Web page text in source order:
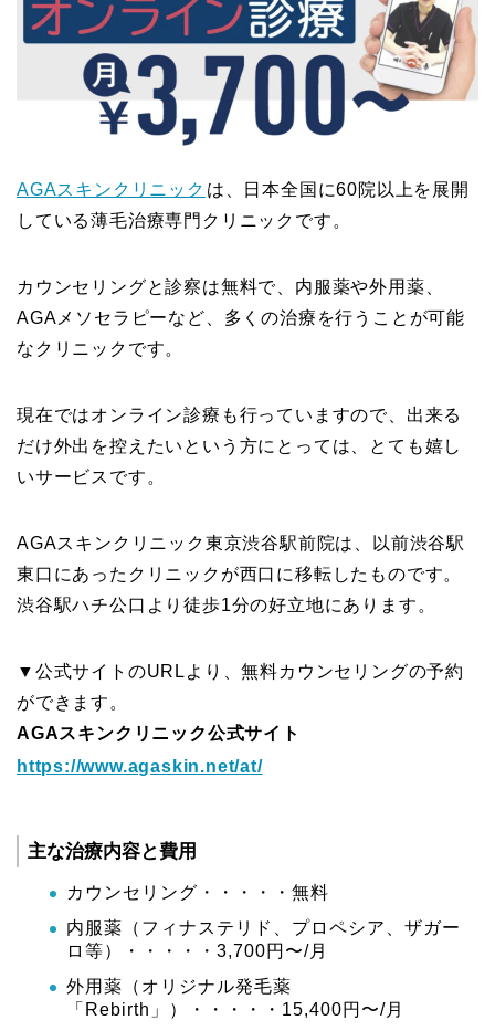
AGAスキンクリニック は、日本全国に60院以上を展開
している薄毛治療専門クリニックです。
カウンセリングと診察は無料で、内服薬や外用薬、
AGAメソセラピーなど、多くの治療を行うことが可能
なクリニックです。
現在ではオンライン診療も行っていますので、出来る
だけ外出を控えたいという方にとっては、とても嬉し
いサービスです。
AGAスキンクリニック東京渋谷駅前院は、以前渋谷駅
東口にあったクリニックが西口に移転したものです。
渋谷駅ハチ公口より徒歩1分の好立地にあります。
▼公式サイトのURLより、無料カウンセリングの予約
ができます。
AGAスキンクリニック公式サイト
https://www.agaskin.net/at/
主な治療内容と費用
カウンセリング・・・・・無料
内服薬（フィナステリド、プロペシア、ザガー
ロ等）・・・・・3,700円〜/月
外用薬（オリジナル発毛薬
「Rebirth」）・・・・・15,400円〜/月